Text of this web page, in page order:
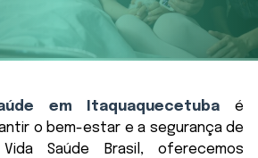
em Itaquaquecetuba é
o bem-estar e a segurança de
Saúde Brasil, oferecemos